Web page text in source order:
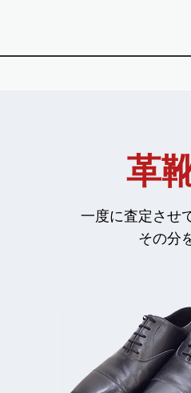
革
一度に査定させ
その分